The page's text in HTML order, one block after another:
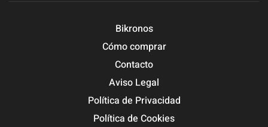
Bikronos
Cómo comprar
Contacto
Aviso Legal
Política de Privacidad
Política de Cookies